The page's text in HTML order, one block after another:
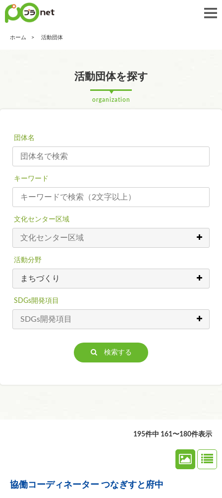
ホーム 活動団体
活動団体を探す
organization
団体名
キーワード
文化センター区域
活動分野
SDGs開発項目
検索する
195件中 161〜180件表示
協働コーディネーター つなぎすと府中